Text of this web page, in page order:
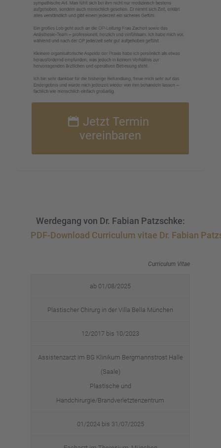
Jetzt Termin
verein­ba­ren
Werde­gang von Dr. Fabian Patzschke:
PDF-Download Curri­cu­lum vitae Dr. Fabian
Curri­cu­lum Vitae
ab 01/08/2025
Plasti­scher Chirurg in der Villa Bella München
12/2017 bis 10/2023
Assis­tenz­arzt im BG Klini­kum Bergmanns­trost Halle
(Saale)
Plasti­sche und
Handchirurgie/Brandverletztenzentrum
01/2024 bis 31/07/2025